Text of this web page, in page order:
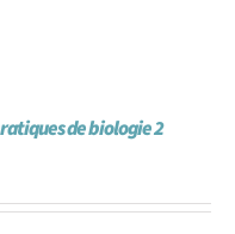
de biologie 2